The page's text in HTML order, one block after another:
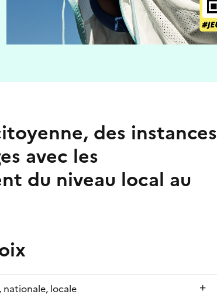
des instances
avec les
du niveau local au
nationale, locale